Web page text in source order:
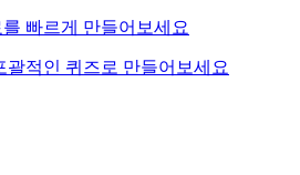
빠르게 만들어보세요
적인 퀴즈로 만들어보세요